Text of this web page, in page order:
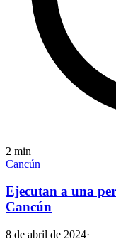
2 min
Cancún
Ejecutan a una
Cancún
8 de abril de 2024·